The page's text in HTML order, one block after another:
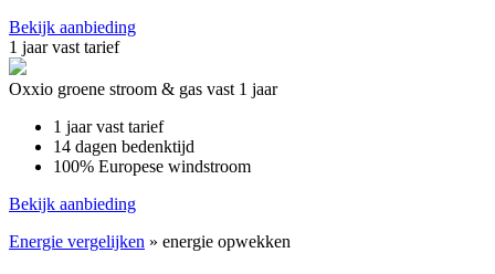
Bekijk aanbieding
1 jaar vast tarief
Oxxio groene stroom & gas vast 1 jaar
1 jaar vast tarief
14 dagen bedenktijd
100% Europese windstroom
Bekijk aanbieding
Energie vergelijken » energie opwekken